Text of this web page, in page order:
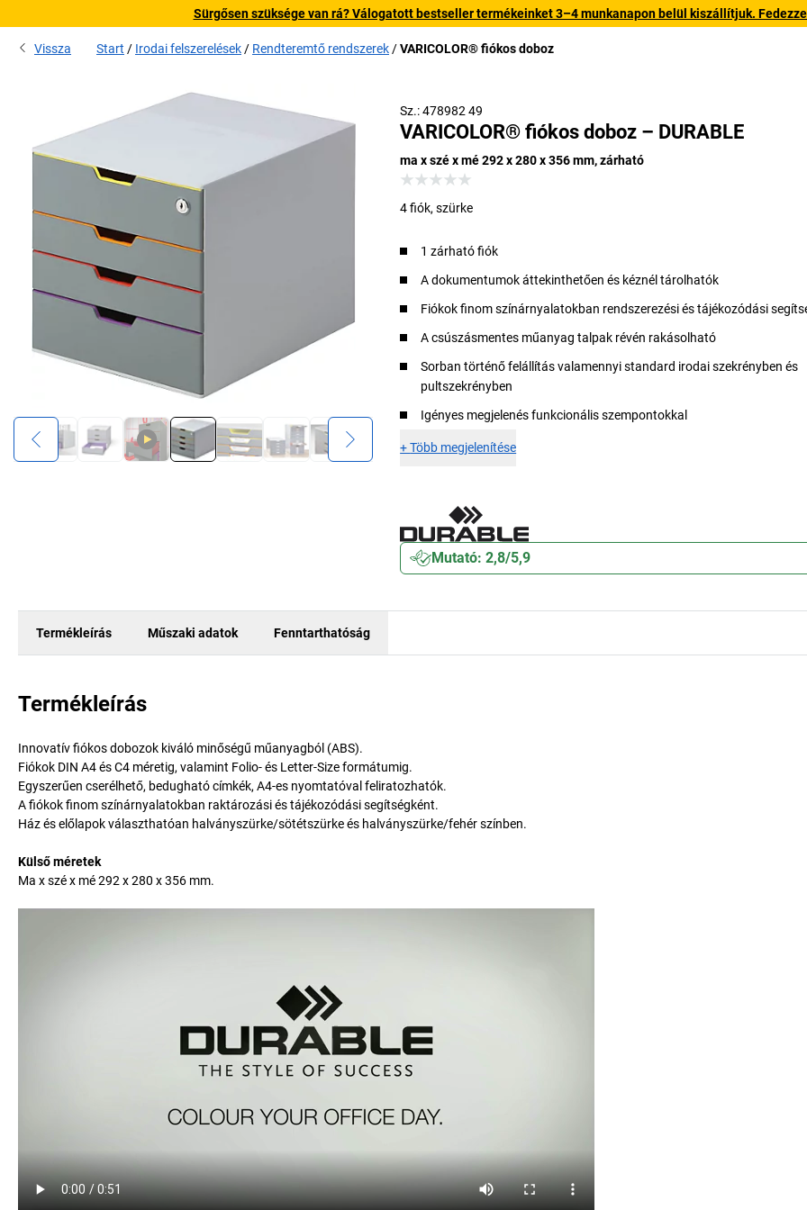
Sürgősen szüksége van rá? Válogatott bestseller termékeinket 3–4 munkanapon belül kiszállítjuk.
Vissza Start Irodai felszerelések Rendteremtő rendszerek VARICOLOR® fiókos doboz
Sz.: 478982 49
VARICOLOR® fiókos doboz – DURABLE
ma x szé x mé 292 x 280 x 356 mm, zárható
4 fiók, szürke
1 zárható fiók
A dokumentumok áttekinthetően és kéznél tárolhatók
Fiókok finom színárnyalatokban rendszerezési és tájékozódási
A csúszásmentes műanyag talpak révén rakásolható
Sorban történő felállítás valamennyi standard irodai szekrényben és
pultszekrényben
Igényes megjelenés funkcionális szempontokkal
+Több megjelenítése
Mutató: 2,8/5,9
Termékleírás Műszaki adatok Fenntarthatóság
Termékleírás
Innovatív fiókos dobozok kiváló minőségű műanyagból (ABS).
Fiókok DIN A4 és C4 méretig, valamint Folio- és Letter-Size formátumig.
Egyszerűen cserélhető, bedugható címkék, A4-es nyomtatóval feliratozhatók.
A fiókok finom színárnyalatokban raktározási és tájékozódási segítségként.
Ház és előlapok választhatóan halványszürke/sötétszürke és halványszürke/fehér színben.
Külső méretek
Ma x szé x mé 292 x 280 x 356 mm.